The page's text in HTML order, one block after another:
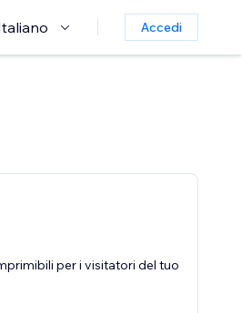
Accedi
per i visitatori del tuo